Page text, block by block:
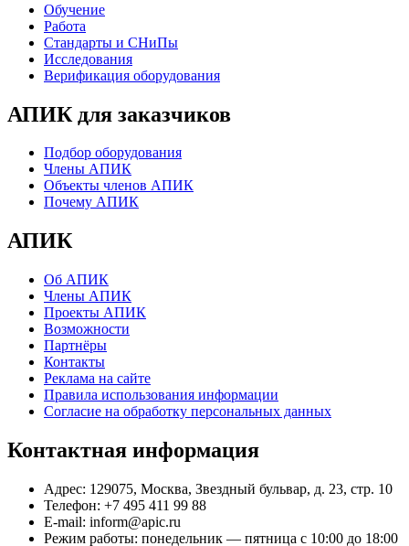
Обучение
Работа
Стандарты и СНиПы
Исследования
Верификация оборудования
АПИК для заказчиков
Подбор оборудования
Члены АПИК
Объекты членов АПИК
Почему АПИК
АПИК
Об АПИК
Члены АПИК
Проекты АПИК
Возможности
Партнёры
Контакты
Реклама на сайте
Правила использования информации
Согласие на обработку персональных данных
Контактная информация
Адрес: 129075, Москва, Звездный бульвар, д. 23, стр. 10
Телефон: +7 495 411 99 88
E-mail: inform@apic.ru
Режим работы: понедельник — пятница с 10:00 до 18:00